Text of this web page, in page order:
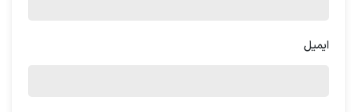
بلاگ:ایمیل